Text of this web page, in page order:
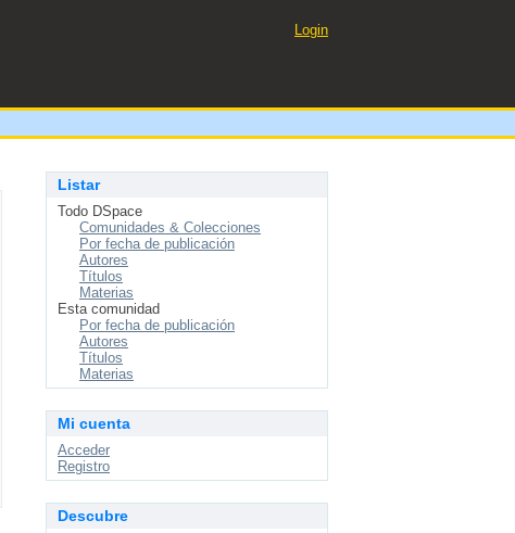
Login
Listar
Todo DSpace
Comunidades & Colecciones
Por fecha de publicación
Autores
Títulos
Materias
Esta comunidad
Por fecha de publicación
Autores
Títulos
Materias
Mi cuenta
Acceder
Registro
Descubre